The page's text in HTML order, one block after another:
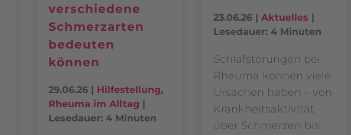
verschiedene
Schmerzarten
bedeuten
können
29.06.26| Hilfestellung,
Rheuma im Alltag
Lesedauer: 4 Minuten
23.06.26 |Aktuelles
Lesedauer: 4 Minuten
Schlafstörungen bei
Rheuma können viele
Ursachen haben – von
Krankheitsaktivität
über Schmerzen bis